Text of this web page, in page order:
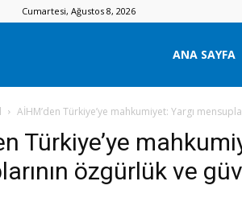
Cumartesi, Ağustos 8, 2026
ANA SAYFA
AİHM’den Türkiye’ye mahkumiyet: Yargı
Türkiye’ye
özgürlük ve